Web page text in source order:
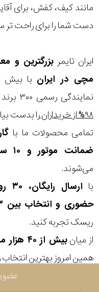
مانند کیف، کفش، برای
دست شما را برای راحت تر
ایران تایمر بزرگترین و
مچی در ایران
نمایندگی رسمی ۳۰۰ برند جهانی است و توانسته ایم
۹۸% از خریداران
را بدست
تمامی محصولات ما با
ضمانت موتور و ۱۰ سال تعویض رایگان باتری
می‌شوند.
با
حضوری و انتخاب بین ۳ محصول
ریسک تجربه کنید.
از میانبیش از ۴۰ هزار مدل ساعت و اکسسوری اورجینال
همین امروز بهترین انتخاب